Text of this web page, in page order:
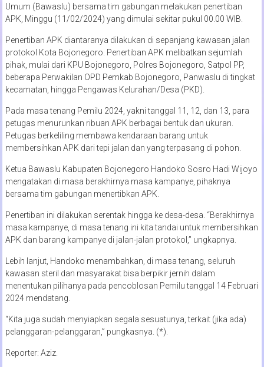
Umum (Bawaslu) bersama tim gabungan melakukan penertiban
APK, Minggu (11/02/2024) yang dimulai sekitar pukul 00.00 WIB.
Penertiban APK diantaranya dilakukan di sepanjang kawasan jalan
protokol Kota Bojonegoro. Penertiban APK melibatkan sejumlah
pihak, mulai dari KPU Bojonegoro, Polres Bojonegoro, Satpol PP,
beberapa Perwakilan OPD Pemkab Bojonegoro, Panwaslu di tingkat
kecamatan, hingga Pengawas Kelurahan/Desa (PKD).
Pada masa tenang Pemilu 2024, yakni tanggal 11, 12, dan 13, para
petugas menurunkan ribuan APK berbagai bentuk dan ukuran.
Petugas berkeliling membawa kendaraan barang untuk
membersihkan APK dari tepi jalan dan yang terpasang di pohon.
Ketua Bawaslu Kabupaten Bojonegoro Handoko Sosro Hadi Wijoyo
mengatakan di masa berakhirnya masa kampanye, pihaknya
bersama tim gabungan menertibkan APK.
Penertiban ini dilakukan serentak hingga ke desa-desa. “Berakhirnya
masa kampanye, di masa tenang ini kita tandai untuk membersihkan
APK dan barang kampanye di jalan-jalan protokol,” ungkapnya.
Lebih lanjut, Handoko menambahkan, di masa tenang, seluruh
kawasan steril dan masyarakat bisa berpikir jernih dalam
menentukan pilihanya pada pencoblosan Pemilu tanggal 14 Februari
2024 mendatang.
“Kita juga sudah menyiapkan segala sesuatunya, terkait (jika ada)
pelanggaran-pelanggaran,” pungkasnya. (*).
Reporter: Aziz.